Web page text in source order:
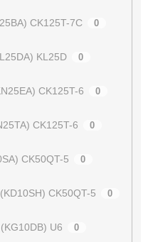
CK125T-7C 0
KL25D 0
CK125T-6 0
CK125T-6 0
CK50QT-5 0
CK50QT-5 0
U6 0